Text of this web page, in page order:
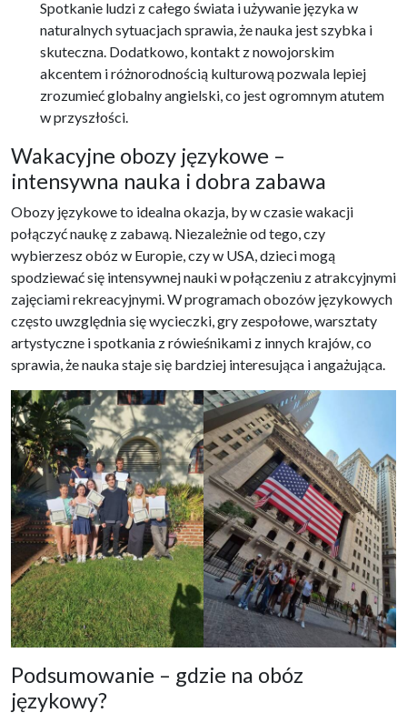
Spotkanie ludzi z całego świata i używanie języka w
naturalnych sytuacjach sprawia, że nauka jest szybka i
skuteczna. Dodatkowo, kontakt z nowojorskim
akcentem i różnorodnością kulturową pozwala lepiej
zrozumieć globalny angielski, co jest ogromnym atutem
w przyszłości.
Wakacyjne obozy językowe –
intensywna nauka i dobra zabawa
Obozy językowe to idealna okazja, by w czasie wakacji
połączyć naukę z zabawą. Niezależnie od tego, czy
wybierzesz obóz w Europie, czy w USA, dzieci mogą
spodziewać się intensywnej nauki w połączeniu z atrakcyjnymi
zajęciami rekreacyjnymi. W programach obozów językowych
często uwzględnia się wycieczki, gry zespołowe, warsztaty
artystyczne i spotkania z rówieśnikami z innych krajów, co
sprawia, że nauka staje się bardziej interesująca i angażująca.
Podsumowanie – gdzie na obóz
językowy?